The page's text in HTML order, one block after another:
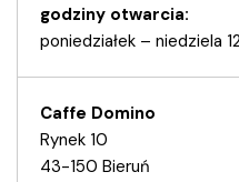
godziny otwarcia:
poniedziałek – niedziela
Caffe Domino
Rynek 10
43-150 Bieruń